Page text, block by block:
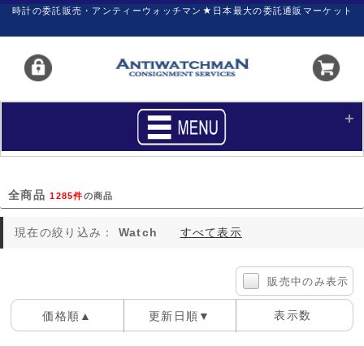
時計の委託販売・アンティーウォッチマン★日本最大の委託通販マーケット
買いたい 売りたい
サポート マイページ
価格ダウン
価格の交渉
全商品1285件の商品
現在の絞り込み： Watch すべて表示
販売中のみ表示
価格順▲ 更新日順▼ 表示数